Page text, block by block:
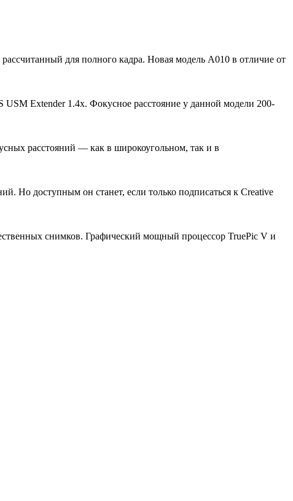
для полного кадра. Новая модель A010 в отличие от
Extender 1.4x. Фокусное расстояние у данной модели 200-
расстояний — как в широкоугольном, так и в
Но доступным он станет, если только подписаться к Creative
снимков. Графический мощный процессор TruePic V и